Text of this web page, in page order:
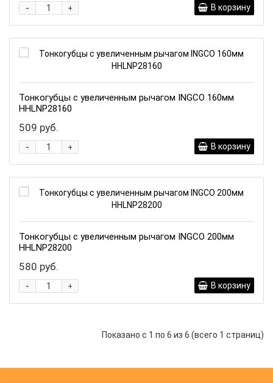
+
- В корзину
Тонкогубцы с увеличенным рычагом INGCO 160мм
HHLNP28160
509 руб.
+
- В корзину
Тонкогубцы с увеличенным рычагом INGCO 200мм
HHLNP28200
580 руб.
+
- В корзину
Показано с 1 по 6 из 6 (всего 1 страниц)